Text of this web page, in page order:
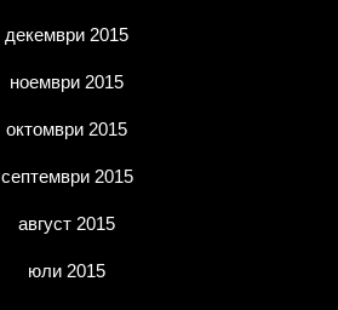
декември 2015
ноември 2015
октомври 2015
септември 2015
август 2015
юли 2015